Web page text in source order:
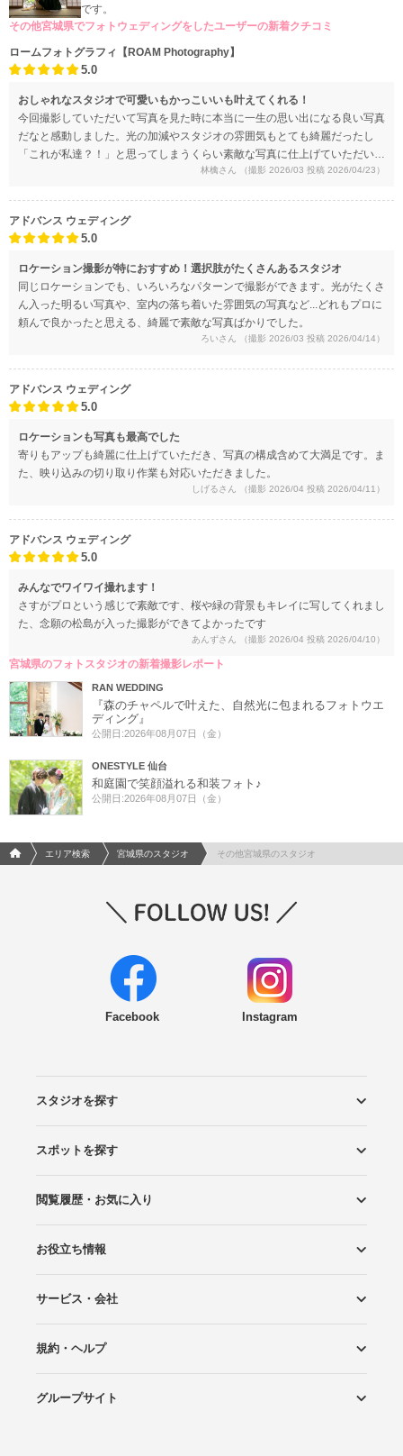
です。
その他宮城県でフォトウェディングをしたユーザーの新着クチコミ
ロームフォトグラフィ【ROAM Photography】
5.0
おしゃれなスタジオで可愛いもかっこいいも叶えてくれる！
今回撮影していただいて写真を見た時に本当に一生の思い出になる良い写真
だなと感動しました。光の加減やスタジオの雰囲気もとても綺麗だったし
「これが私達？！」と思ってしまうくらい素敵な写真に仕上げていただいて
林檎さん （撮影 2026/03 投稿 2026/04/23）
アドバンス ウェディング
5.0
ロケーション撮影が特におすすめ！選択肢がたくさんあるスタジオ
同じロケーションでも、いろいろなパターンで撮影ができます。光がたくさ
ん入った明るい写真や、室内の落ち着いた雰囲気の写真など...どれもプロに
頼んで良かったと思える、綺麗で素敵な写真ばかりでした。
ろいさん （撮影 2026/03 投稿 2026/04/14）
アドバンス ウェディング
5.0
ロケーションも写真も最高でした
寄りもアップも綺麗に仕上げていただき、写真の構成含めて大満足です。ま
た、映り込みの切り取り作業も対応いただきました。
しげるさん （撮影 2026/04 投稿 2026/04/11）
アドバンス ウェディング
5.0
みんなでワイワイ撮れます！
さすがプロという感じで素敵です、桜や緑の背景もキレイに写してくれまし
た、念願の松島が入った撮影ができてよかったです
あんずさん （撮影 2026/04 投稿 2026/04/10）
宮城県のフォトスタジオの新着撮影レポート
RAN WEDDING
『森のチャペルで叶えた、自然光に包まれるフォトウエ
ディング』
公開日:2026年08月07日（金）
ONESTYLE 仙台
和庭園で笑顔溢れる和装フォト♪
公開日:2026年08月07日（金）
フォトウエディング/結婚写真のPhotorait ホーム
エリア検索 宮城県のスタジオ その他宮城県のスタジオ
Facebook Instagram
スタジオを探す
エリアから探す
こだわりから探す
NEW PHOTO STYLE
プランから探す
フォトタイプ診断
フォトグラファーから探す
国内リゾートから探す
スポットを探す
ロケーションから探す
スタジオから探す
閲覧履歴・お気に入り
閲覧スタジオ
お気に入り
お役立ち情報
Wedding Photo マガジン
はじめてガイド
サービス・会社
Photoraitとは
スタジオの掲載について
お問い合わせ
運営会社
サイトマップ
規約・ヘルプ
プライバシーポリシー
利用規約
ヘルプ
グループサイト